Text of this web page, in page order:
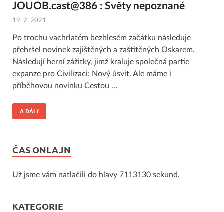
JOUOB.cast@386 : Světy nepoznané
19. 2. 2021
Po trochu vachrlatém bezhlesém začátku následuje
přehršel novinek zajištěných a zaštítěných Oskarem.
Následují herní zážitky, jimž kraluje společná partie
expanze pro Civilizaci: Nový úsvit. Ale máme i
příběhovou novinku Cestou …
A DÁL?
ČAS ONLAJN
Už jsme vám natlačili do hlavy 7113130 sekund.
KATEGORIE